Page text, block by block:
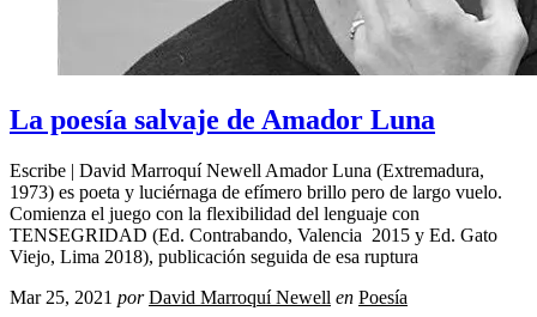
La poesía salvaje de Amador Luna
Escribe | David Marroquí Newell Amador Luna (Extremadura,
1973) es poeta y luciérnaga de efímero brillo pero de largo vuelo.
Comienza el juego con la flexibilidad del lenguaje con
TENSEGRIDAD (Ed. Contrabando, Valencia 2015 y Ed. Gato
Viejo, Lima 2018), publicación seguida de esa ruptura
Mar 25, 2021 por David Marroquí Newell en Poesía